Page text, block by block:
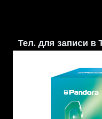
Тел. для записи в